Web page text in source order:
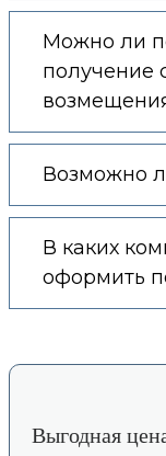
Можно ли
получение
Возможно
В каких
оформить
Выгодная